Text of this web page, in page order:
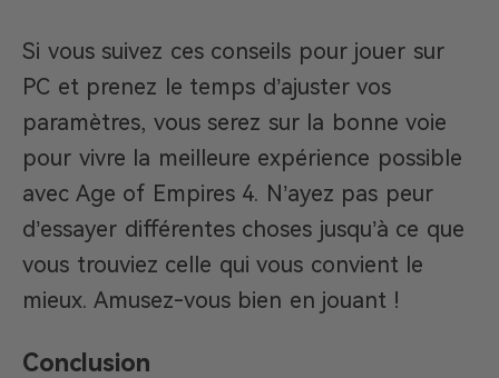
Si vous suivez ces conseils pour jouer sur
PC et prenez le temps d’ajuster vos
paramètres, vous serez sur la bonne voie
pour vivre la meilleure expérience possible
avec Age of Empires 4. N’ayez pas peur
d’essayer différentes choses jusqu’à ce que
vous trouviez celle qui vous convient le
mieux. Amusez-vous bien en jouant !
Conclusion